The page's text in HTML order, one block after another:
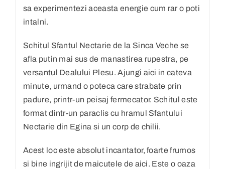
sa experimentezi aceasta energie cum rar o poti
intalni.
Schitul Sfantul Nectarie de la Sinca Veche se
afla putin mai sus de manastirea rupestra, pe
versantul Dealului Plesu. Ajungi aici in cateva
minute, urmand o poteca care strabate prin
padure, printr-un peisaj fermecator. Schitul este
format dintr-un paraclis cu hramul Sfantului
Nectarie din Egina si un corp de chilii.
Acest loc este absolut incantator, foarte frumos
si bine ingrijit de maicutele de aici. Este o oaza